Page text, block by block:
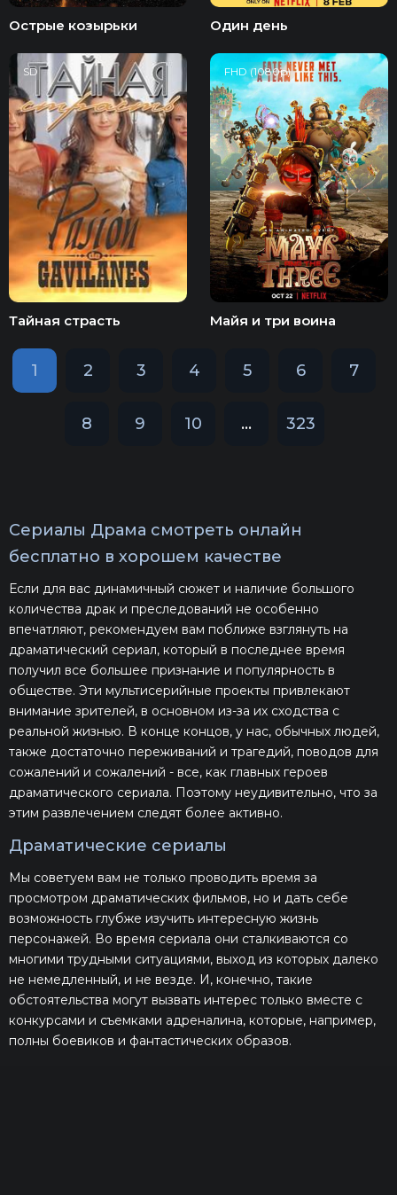
Острые козырьки Один день
SD
Тайная страсть
FHD (1080p)
Майя и три воина
1 2 3 4 5 6 7
8 9 10 ... 323
Сериалы Драма смотреть онлайн
бесплатно в хорошем качестве
Если для вас динамичный сюжет и наличие большого
количества драк и преследований не особенно
впечатляют, рекомендуем вам поближе взглянуть на
драматический сериал, который в последнее время
получил все большее признание и популярность в
обществе. Эти мультисерийные проекты привлекают
внимание зрителей, в основном из-за их сходства с
реальной жизнью. В конце концов, у нас, обычных людей,
также достаточно переживаний и трагедий, поводов для
сожалений и сожалений - все, как главных героев
драматического сериала. Поэтому неудивительно, что за
этим развлечением следят более активно.
Драматические сериалы
Мы советуем вам не только проводить время за
просмотром драматических фильмов, но и дать себе
возможность глубже изучить интересную жизнь
персонажей. Во время сериала они сталкиваются со
многими трудными ситуациями, выход из которых далеко
не немедленный, и не везде. И, конечно, такие
обстоятельства могут вызвать интерес только вместе с
конкурсами и съемками адреналина, которые, например,
полны боевиков и фантастических образов.